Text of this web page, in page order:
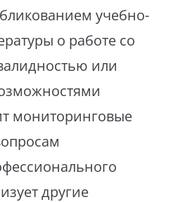
учебно-
о работе со
или
мониторинговые
другие